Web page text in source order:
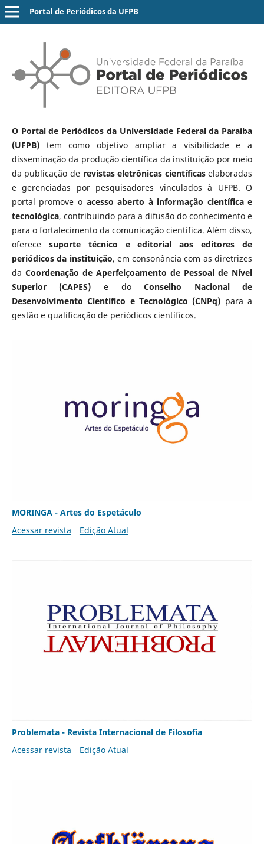
Portal de Periódicos da UFPB
O Portal de Periódicos da Universidade Federal da Paraíba
(UFPB)tem como objetivo ampliar a visibilidade e a
disseminação da produção científica da instituição por meio
da publicação de revistas eletrônicas científicaselaboradas
e gerenciadas por pesquisadores vinculados à UFPB. O
portal promove o acesso aberto à informação científica e
tecnológica, contribuindo para a difusão do conhecimento e
para o fortalecimento da comunicação científica. Além disso,
oferece suporte técnico e editorial aos editores de
periódicos da instituição, em consonância com as diretrizes
da Coordenação de Aperfeiçoamento de Pessoal de Nível
Superior (CAPES) e doConselho Nacional de
Desenvolvimento Científico e Tecnológico (CNPq) para a
gestão e qualificação de periódicos científicos.
MORINGA - Artes do Espetáculo
Acessar revista
Edição Atual
Problemata - Revista Internacional de Filosofia
Acessar revista
Edição Atual